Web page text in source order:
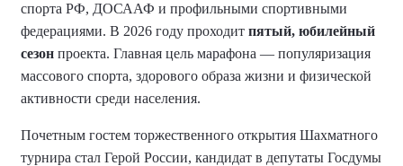
спорта РФ, ДОСААФ и профильными спортивными
федерациями. В 2026 году проходит пятый, юбилейный
сезон проекта. Главная цель марафона — популяризация
массового спорта, здорового образа жизни и физической
активности среди населения.
Почетным гостем торжественного открытия Шахматного
турнира стал Герой России, кандидат в депутаты Госдумы